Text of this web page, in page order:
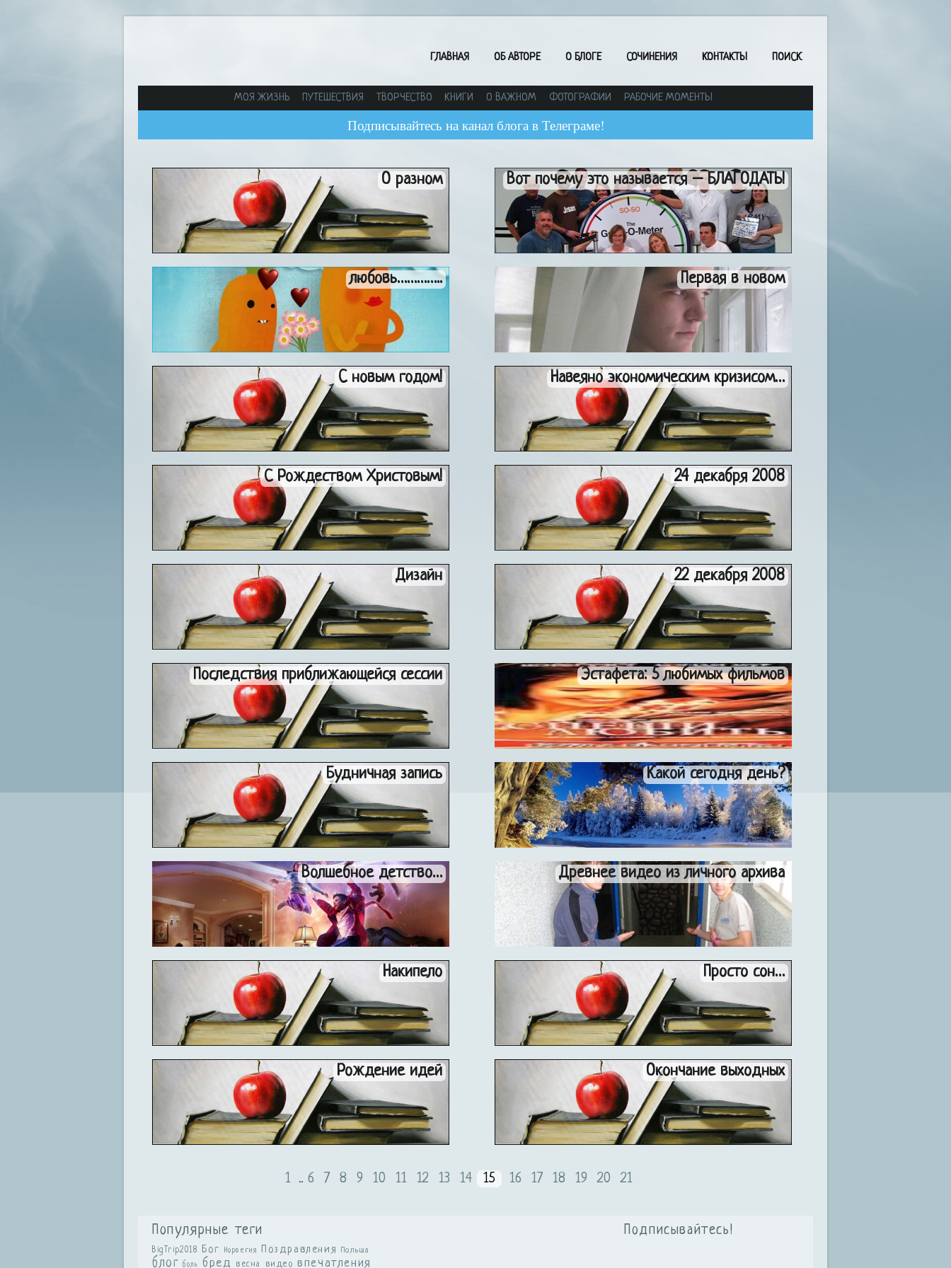
ГЛАВНАЯ ОБ АВТОРЕ О БЛОГЕ СОЧИНЕНИЯ КОНТАКТЫ ПОИСК
МОЯ ЖИЗНЬ ПУТЕШЕСТВИЯ ТВОРЧЕСТВО КНИГИ О ВАЖНОМ ФОТОГРАФИИ РАБОЧИЕ МОМЕНТЫ
Подписывайтесь на канал блога в Телеграме!
О разном Вот почему это называется – БЛАГОДАТЬ!
любовь………….. Первая в новом
C новым годом! Навеяно экономическим кризисом…
С Рождеством Христовым! 24 декабря 2008
Дизайн 22 декабря 2008
Последствия приближающейся сессии Эстафета: 5 любимых фильмов
Будничная запись Какой сегодня день?
Волшебное детство… Древнее видео из личного архива
Накипело Просто сон…
Рождение идей Окончание выходных
1 ... 6 7 8 9 10 11 12 13 14 15 16 17 18 19 20 21
Популярные теги
BigTrip2018 Бог Норвегия Поздравления Польша
блог боль бред весна видео впечатления
Подписывайтесь!